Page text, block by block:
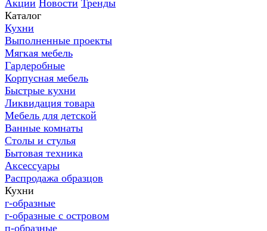
Акции Новости Тренды
Каталог
Кухни
Выполненные проекты
Мягкая мебель
Гардеробные
Корпусная мебель
Быстрые кухни
Ликвидация товара
Мебель для детской
Ванные комнаты
Столы и стулья
Бытовая техника
Аксессуары
Распродажа образцов
Кухни
г-образные
г-образные с островом
п-образные